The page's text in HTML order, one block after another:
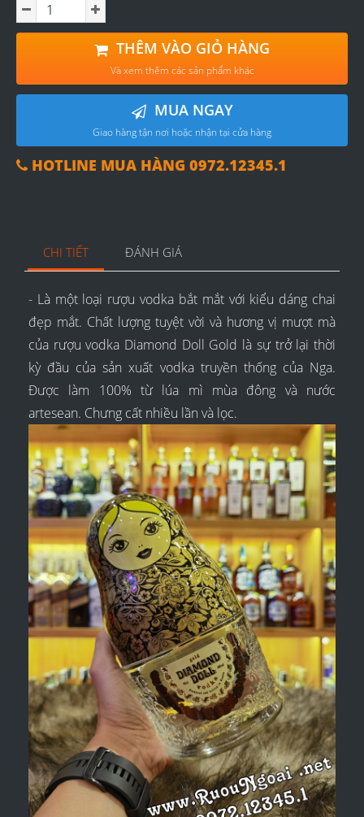
THÊM VÀO GIỎ HÀNG
Và xem thêm các sản phẩm khác
MUA NGAY
Giao hàng tận nơi hoặc nhận tại cửa hàng
HOTLINE MUA HÀNG 0972.12345.1
CHI TIẾT ĐÁNH GIÁ
- Là một loại rượu vodka bắt mắt với kiểu dáng chai
đẹp mắt. Chất lượng tuyệt vời và hương vị mượt mà
của rượu vodka Diamond Doll Gold là sự trở lại thời
kỳ đầu của sản xuất vodka truyền thống của Nga.
Được làm 100% từ lúa mì mùa đông và nước
artesean. Chưng cất nhiều lần và lọc.